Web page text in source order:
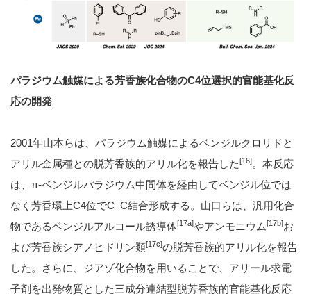
パラジウム触媒による芳香族化合物のC4位選択的官能基化反
応の開発
2001年山本らは、パラジウム触媒によるベンジルクロリドと
アリル金属種との脱芳香族的アリル化を報告した[16]。本反応
は、π-ベンジルパラジウム中間体を経由してベンジル位では
なく芳香環上C4位でC–C結合形成する。山口らは、汎用化合
物であるベンジルアルコール誘導体[17a]やアンモニウム[17b]お
よび芳香族シアノヒドリン類[17c]の脱芳香族的アリル化を報告
した。さらに、ジアゾ化合物を用いることで、アリール求電
子剤を出発物質とした三成分連結型脱芳香族的官能基化反応